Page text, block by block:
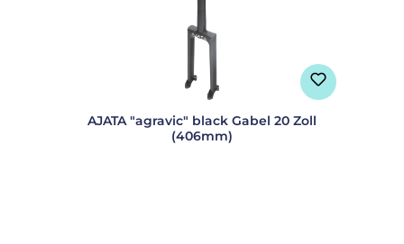
AJATA "agravic" black Gabel 20 Zoll
(406mm)